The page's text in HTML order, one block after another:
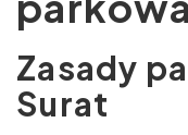
Zasady
Surat